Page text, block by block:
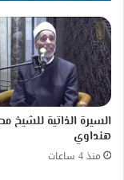
السيرة الذاتية للشيخ
هنداوي
منذ 4 ساعات